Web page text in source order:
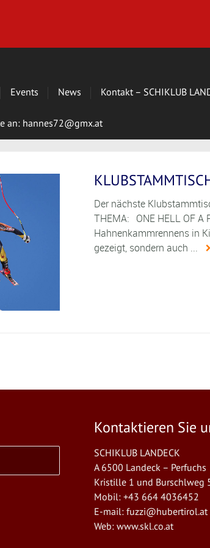
Events News Kontakt – SCHIKLUB
an: hannes72@gmx.at
Der nächste
THEMA: ONE HELL OF A
Hahnenkammrennens in
gezeigt, sondern auch ...
Kontaktieren Sie
SCHIKLUB LANDECK
A 6500 Landeck – Perfuchs
Kristille 1 und Burschlweg
Mobil: +43 664 4036452
E-mail: fuzzi@hubertirol.at
Web: www.skl.co.at